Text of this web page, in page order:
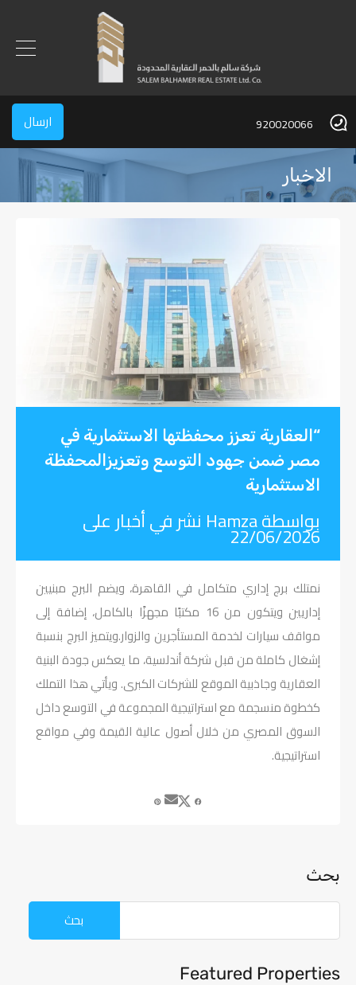
920020066 ارسال
الاخبار
“العقارية تعزز محفظتها الاستثمارية في
مصر ضمن جهود التوسع وتعزيزالمحفظة
الاستثمارية
بواسطةHamza نشر فيأخبارعلى 22/06/2026
نمتلك برج إداري متكامل في القاهرة، ويضم البرج مبنيين
إداريين ويتكون من16 مكتبًا مجهزًا بالكامل، إضافة إلى
مواقف سيارات لخدمة المستأجرين والزوار.ويتميزالبرج بنسبة
إشغال كاملة من قبل شركة أندلسية، ما يعكس جودة البنية
العقارية وجاذبية الموقع للشركات الكبرى. ويأتي هذا التملك
كخطوة منسجمة مع استراتيجية المجموعة في التوسع داخل
السوق المصري من خلال أصول عالية القيمة وفي مواقع
استراتيجية.
بحث
Featured Properties